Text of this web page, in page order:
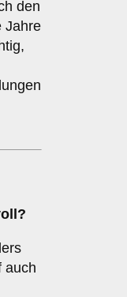
den
Jahre
auch